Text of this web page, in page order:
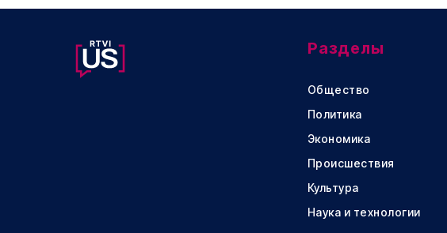
Разделы
Общество
Политика
Экономика
Происшествия
Культура
Наука и технологии